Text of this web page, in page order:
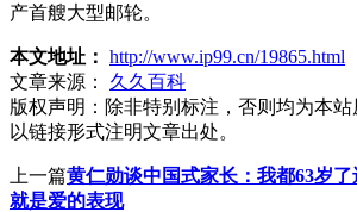
产首艘大型邮轮。
本文地址： http://www.ip99.cn/19865.html
文章来源：
久久百科
版权声明： 除非特别标注，否则均为本
以链接形式注明文章出处。
上一篇黄仁勋谈中国式家长：我都63岁
就是爱的表现